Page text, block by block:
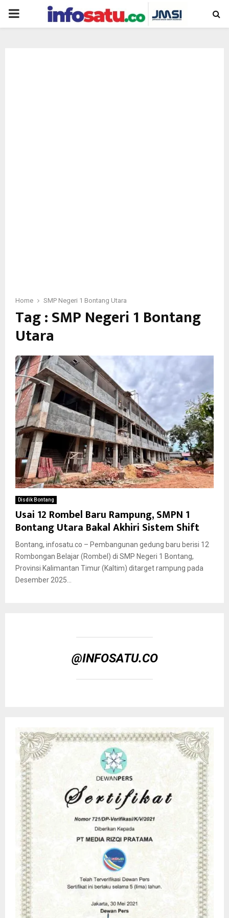
PRIMARY
Home SMP Negeri 1 Bontang Utara
Tag : SMP Negeri 1 Bontang
Utara
Disdik Bontang
Usai 12 Rombel Baru Rampung, SMPN 1
Bontang Utara Bakal Akhiri Sistem Shift
Bontang, infosatu.co – Pembangunan gedung baru berisi 12
Rombongan Belajar (Rombel) di SMP Negeri 1 Bontang,
Provinsi Kalimantan Timur (Kaltim) ditarget rampung pada
Desember 2025...
@INFOSATU.CO